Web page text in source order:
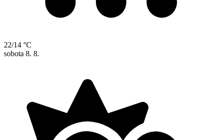
22/14 °C
sobota 8. 8.